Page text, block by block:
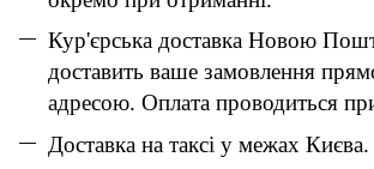
Кур'єрська доставка Новою
доставить ваше замовлення
адресою. Оплата проводиться
Доставка на таксі у межах